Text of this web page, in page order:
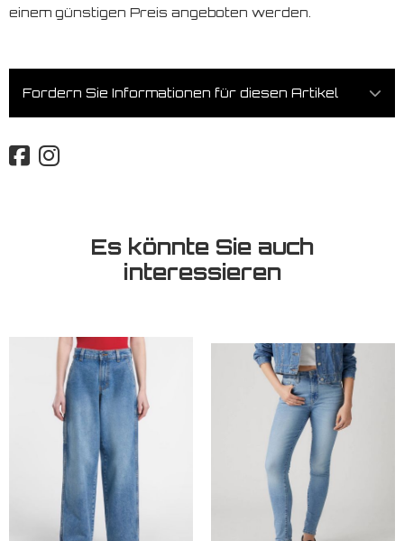
einem günstigen Preis angeboten werden.
Fordern Sie Informationen für diesen Artikel
Es könnte Sie auch
interessieren